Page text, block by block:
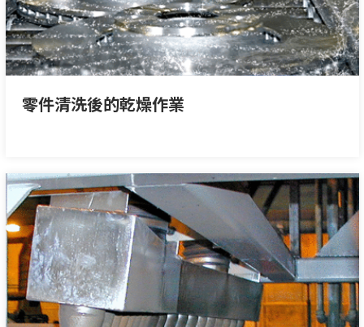
零件清洗後的乾燥作業